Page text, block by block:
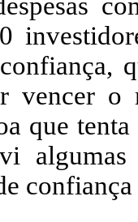
vencer o
que